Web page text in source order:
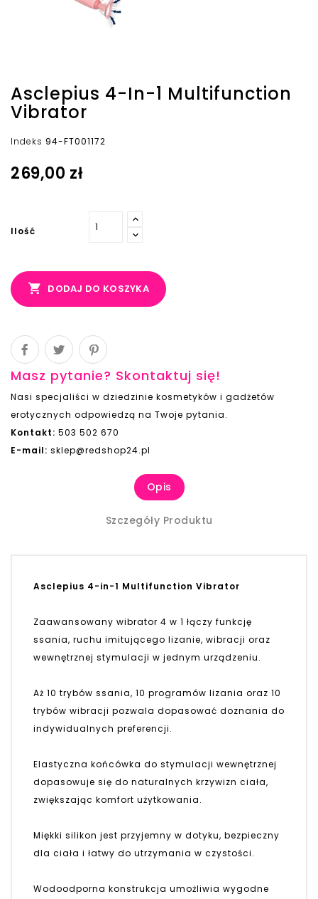
Asclepius 4-In-1 Multifunction
Vibrator
Indeks 94-FT001172
269,00 zł
Ilość
 DODAJ DO KOSZYKA
Masz pytanie? Skontaktuj się!
Nasi specjaliści w dziedzinie kosmetyków i gadżetów
erotycznych odpowiedzą na Twoje pytania.
Kontakt: 503 502 670
E-mail: sklep@redshop24.pl
Opis
Szczegóły Produktu
Asclepius 4-in-1 Multifunction Vibrator
Zaawansowany wibrator 4 w 1 łączy funkcję
ssania, ruchu imitującego lizanie, wibracji oraz
wewnętrznej stymulacji w jednym urządzeniu.
Aż 10 trybów ssania, 10 programów lizania oraz 10
trybów wibracji pozwala dopasować doznania do
indywidualnych preferencji.
Elastyczna końcówka do stymulacji wewnętrznej
dopasowuje się do naturalnych krzywizn ciała,
zwiększając komfort użytkowania.
Miękki silikon jest przyjemny w dotyku, bezpieczny
dla ciała i łatwy do utrzymania w czystości.
Wodoodporna konstrukcja umożliwia wygodne